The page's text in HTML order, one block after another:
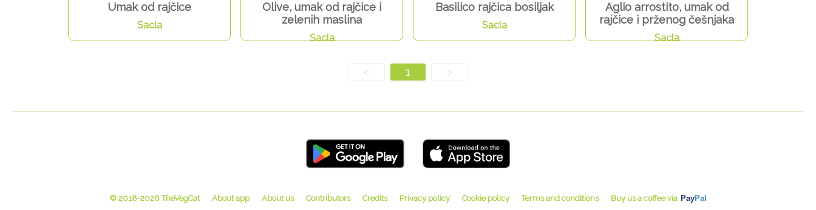
Umak od rajčice
Sacla
Olive, umak od rajčice i
zelenih maslina
Sacla
Basilico rajčica bosiljak
Sacla
Aglio arrostito, umak od
rajčice i prženog češnjaka
Sacla
< 1 >
© 2018-2026 TheVegCat